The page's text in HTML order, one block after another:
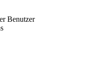
Benutzer